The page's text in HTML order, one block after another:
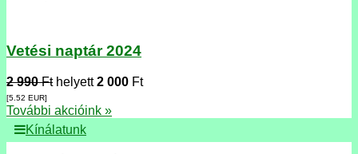
Vetési naptár 2024
2 990 Fthelyett2 000 Ft
[5.52 EUR]
További akcióink »
Kínálatunk